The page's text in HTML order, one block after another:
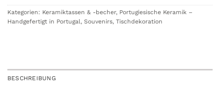
Kategorien: Keramiktassen & -becher, Portugiesische Keramik –
Handgefertigt in Portugal, Souvenirs, Tischdekoration
BESCHREIBUNG